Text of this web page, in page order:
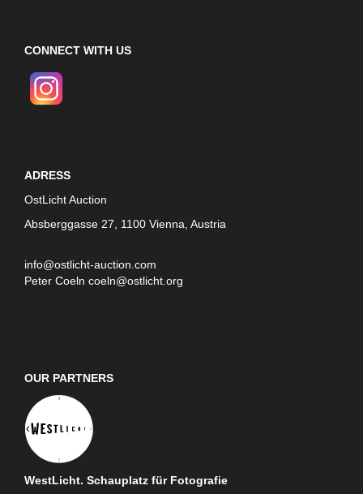
CONNECT WITH US
ADRESS
OstLicht Auction
Absberggasse 27, 1100 Vienna, Austria
info@ostlicht-auction.com
Peter Coeln coeln@ostlicht.org
OUR PARTNERS
WestLicht. Schauplatz für Fotografie